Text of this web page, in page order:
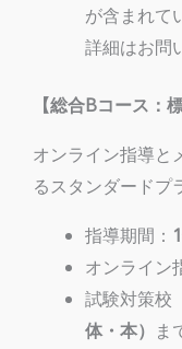
が含まれて
詳細はお問
【総合Bコース：標
オンライン指導と
るスタンダードプ
指導期間：
オンライン
試験対策校
体・本） ま